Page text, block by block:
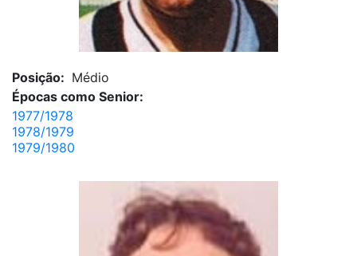
Posição: Médio
Épocas como Senior:
1977/1978
1978/1979
1979/1980